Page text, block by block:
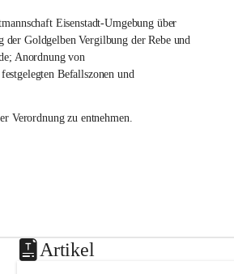
Eisenstadt-Umgebung über
der Goldgelben Vergilbung der Rebe und
Anordnung von
Befallszonen und
Verordnung zu entnehmen.
Artikel